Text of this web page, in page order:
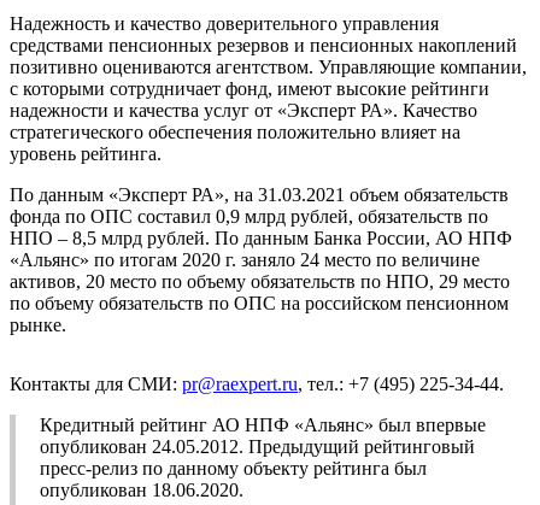
Надежность и качество доверительного управления
средствами пенсионных резервов и пенсионных накоплений
позитивно оцениваются агентством. Управляющие компании,
с которыми сотрудничает фонд, имеют высокие рейтинги
надежности и качества услуг от «Эксперт РА». Качество
стратегического обеспечения положительно влияет на
уровень рейтинга.
По данным «Эксперт РА», на 31.03.2021 объем обязательств
фонда по ОПС составил 0,9 млрд рублей, обязательств по
НПО – 8,5 млрд рублей. По данным Банка России, АО НПФ
«Альянс» по итогам 2020 г. заняло 24 место по величине
активов, 20 место по объему обязательств по НПО, 29 место
по объему обязательств по ОПС на российском пенсионном
рынке.
Контакты для СМИ: pr@raexpert.ru, тел.: +7 (495) 225-34-44.
Кредитный рейтинг АО НПФ «Альянс» был впервые
опубликован 24.05.2012. Предыдущий рейтинговый
пресс-релиз по данному объекту рейтинга был
опубликован 18.06.2020.